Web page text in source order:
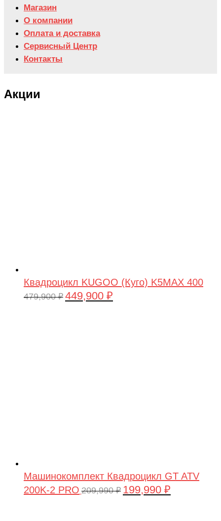
Магазин
О компании
Оплата и доставка
Сервисный Центр
Контакты
Акции
Квадроцикл KUGOO (Куго) K5MAX 400
479,900₽ Первоначальная
449,900 ₽
Машинокомплект Квадроцикл GT ATV
200K-2 PRO 209,990₽ Первоначальная
199,990 ₽